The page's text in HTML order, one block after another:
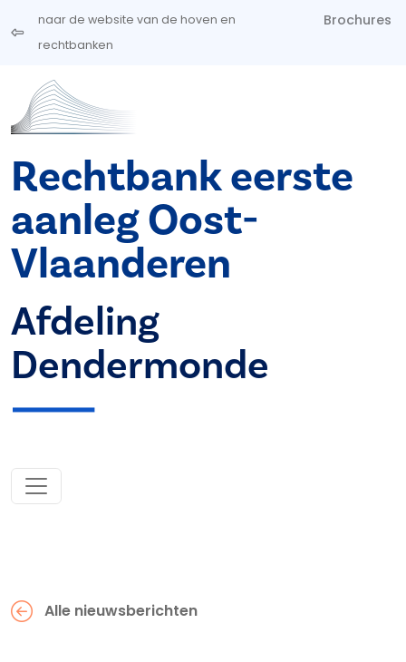
Overslaan en naar de inhoud gaan
naar de website van de hoven en
rechtbanken
Brochures
Rechtbank eerste
aanleg Oost-
Vlaanderen
Afdeling
Dendermonde
Alle nieuwsberichten